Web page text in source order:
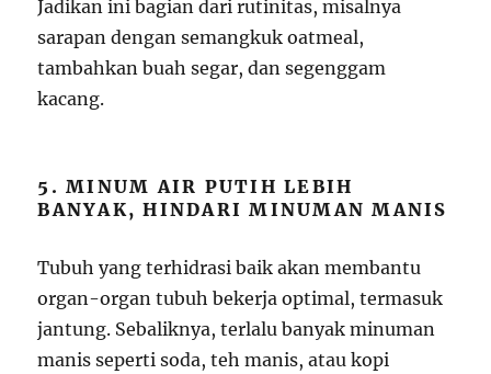
Jadikan ini bagian dari rutinitas, misalnya
sarapan dengan semangkuk oatmeal,
tambahkan buah segar, dan segenggam
kacang.
5. MINUM AIR PUTIH LEBIH
BANYAK, HINDARI MINUMAN MANIS
Tubuh yang terhidrasi baik akan membantu
organ-organ tubuh bekerja optimal, termasuk
jantung. Sebaliknya, terlalu banyak minuman
manis seperti soda, teh manis, atau kopi